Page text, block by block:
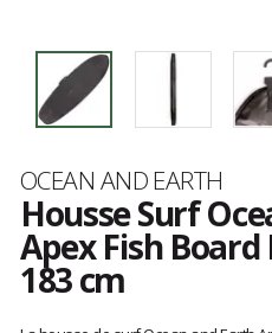
Marque
OCEAN AND EARTH
Housse Surf
Apex Fish Board
183 cm